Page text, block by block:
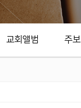
교회앨범 주보